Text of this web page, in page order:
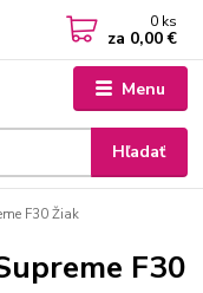
Menu
Hľadať
0 ks
za 0,00 €
F30 Žiak
F30